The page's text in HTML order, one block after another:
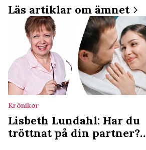
Läs artiklar om ämnet
Krönikor
Lisbeth Lundahl: Har du
tröttnat på din partner?